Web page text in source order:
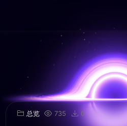
总览 735 0